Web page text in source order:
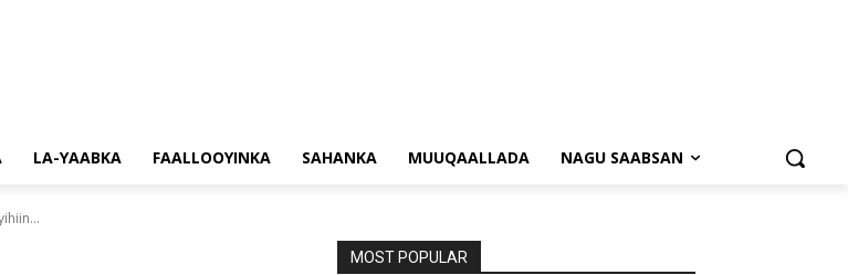
LA-YAABKA FAALLOOYINKA SAHANKA MUUQAALLADA NAGU SAABSAN
MOST POPULAR